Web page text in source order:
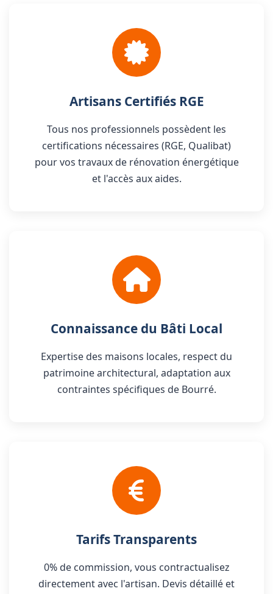
Artisans Certifiés RGE
Tous nos professionnels possèdent les
certifications nécessaires (RGE, Qualibat)
pour vos travaux de rénovation énergétique
et l'accès aux aides.
Connaissance du Bâti Local
Expertise des maisons locales, respect du
patrimoine architectural, adaptation aux
contraintes spécifiques de Bourré.
Tarifs Transparents
0% de commission, vous contractualisez
directement avec l'artisan. Devis détaillé et